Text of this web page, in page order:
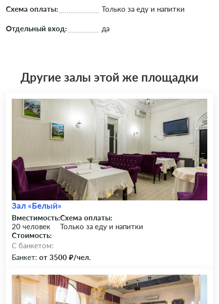
Схема оплаты: Только за еду и напитки
Отдельный вход: да
Другие залы этой же площадки
Зал «Белый»
Вместимость:
20 человек
Схема оплаты:
Только за еду и напитки
Стоимость:
C банкетом:
Банкет: от 3500 ₽/чел.